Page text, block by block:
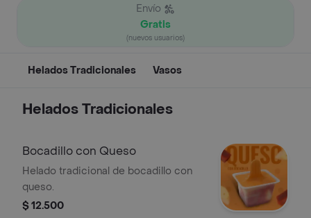
Envío
Gratis
(nuevos usuarios)
Helados Tradicionales Vasos
Helados Tradicionales
Bocadillo con Queso
Helado tradicional de bocadillo con
queso.
$ 12.500